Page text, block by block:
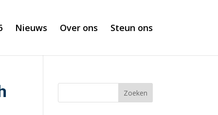
Nieuws Over ons Steun ons
Zoeken